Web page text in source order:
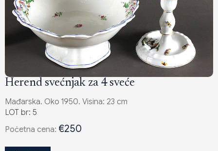
Herend svećnjak za 4 sveće
Mađarska. Oko 1950. Visina: 23 cm
LOT br: 5
Poċetna cena: €250